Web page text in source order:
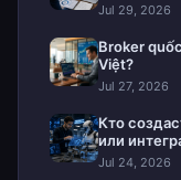
Jul 29, 2026
Broker
Việt?
Jul 27, 2026
Кто
или
Jul 24, 2026